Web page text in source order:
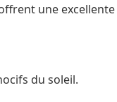
une excellente
du soleil.